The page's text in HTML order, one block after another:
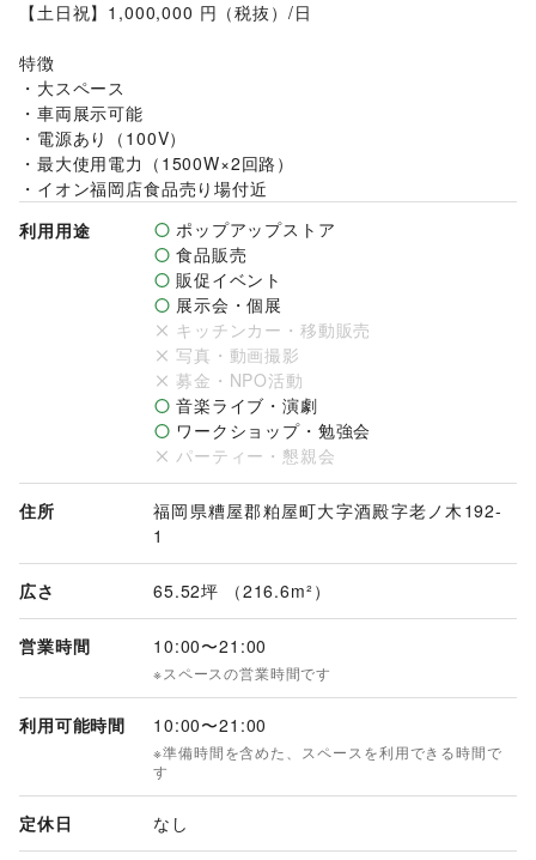
【土日祝】1,000,000 円（税抜）/日
特徴
・大スペース
・車両展示可能
・電源あり（100V）
・最大使用電力（1500W×2回路）
・イオン福岡店食品売り場付近
利用用途
ポップアップストア
食品販売
販促イベント
展示会・個展
キッチンカー・移動販売
写真・動画撮影
募金・NPO活動
音楽ライブ・演劇
ワークショップ・勉強会
パーティー・懇親会
住所
福岡県糟屋郡粕屋町大字酒殿字老ノ木192-
1
広さ 65.52坪 （216.6m²）
営業時間 10:00〜21:00
※スペースの営業時間です
利用可能時間 10:00〜21:00
※準備時間を含めた、スペースを利用できる時間で
す
定休日 なし